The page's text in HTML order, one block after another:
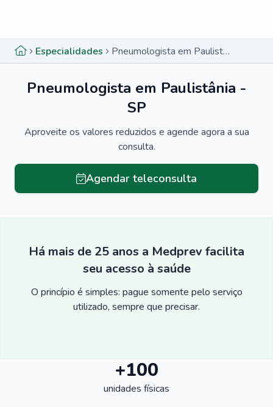
Especialidades Pneumologista em Paulistânia - SP
Pneumologista em Paulistânia -
SP
Aproveite os valores reduzidos e agende agora a sua
consulta.
Agendar teleconsulta
Há mais de 25 anos a Medprev facilita
seu acesso à saúde
O princípio é simples: pague somente pelo serviço
utilizado, sempre que precisar.
+100
unidades físicas